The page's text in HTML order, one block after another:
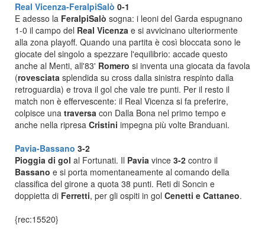
Real Vicenza-FeralpiSalò 0-1
E adesso la FeralpiSalò sogna: i leoni del Garda espugnano
1-0 il campo del Real Vicenza e si avvicinano ulteriormente
alla zona playoff. Quando una partita è così bloccata sono le
giocate del singolo a spezzare l'equilibrio: accade questo
anche al Menti, all'83' Romero si inventa una giocata da favola
(rovesciata splendida su cross dalla sinistra respinto dalla
retroguardia) e trova il gol che vale tre punti. Per il resto il
match non è effervescente: il Real Vicenza si fa preferire,
colpisce una traversa con Dalla Bona nel primo tempo e
anche nella ripresa Cristini impegna più volte Branduani.
Pavia-Bassano 3-2
Pioggia di gol al Fortunati. Il Pavia vince 3-2 contro il
Bassano e si porta momentaneamente al comando della
classifica del girone a quota 38 punti. Reti di Soncin e
doppietta di Ferretti, per gli ospiti in gol Cenetti e Cattaneo.
{rec:15520}